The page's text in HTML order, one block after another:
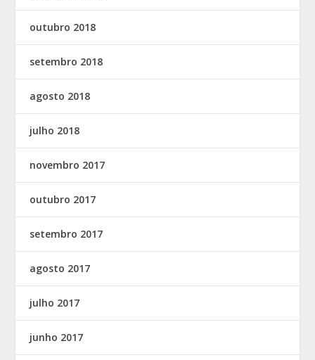
outubro 2018
setembro 2018
agosto 2018
julho 2018
novembro 2017
outubro 2017
setembro 2017
agosto 2017
julho 2017
junho 2017